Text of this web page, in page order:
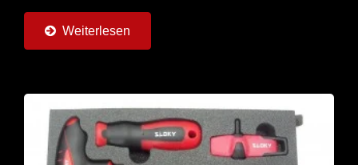
Drehmomentschraubendrehern...
Weiterlesen